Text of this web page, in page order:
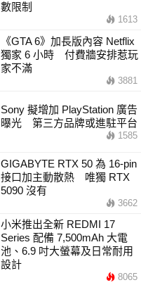
數限制
1613
《GTA 6》加長版內容 Netflix
獨家 6 小時 付費牆安排惹玩
家不滿
3881
Sony 擬增加 PlayStation 廣告
曝光 第三方品牌或進駐平台
1585
GIGABYTE RTX 50 為 16-pin
接口加主動散熱 唯獨 RTX
5090 沒有
3662
小米推出全新 REDMI 17
Series 配備 7,500mAh 大電
池、6.9 吋大螢幕及日常耐用
設計
8065